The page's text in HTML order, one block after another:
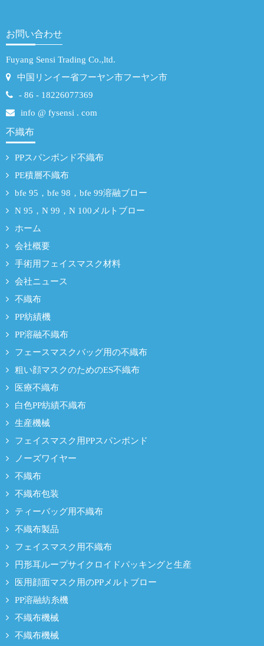
お問い合わせ
Fuyang Sensi Trading Co.,ltd.
中国リンイー省フーヤン市フーヤン市
- 86 - 18226077369
info @ fysensi . com
不織布
PPスパンボンド不織布
PE積層不織布
bfe 95，bfe 98，bfe 99溶融ブロー
N 95，N 99，N 100メルトブロー
ホーム
会社概要
手術用フェイスマスク材料
会社ニュース
不織布
PP紡績機
PP溶融不織布
フェースマスクバッグ用の不織布
粗い顔マスクのためのES不織布
医療不織布
白色PP紡績不織布
生産機械
フェイスマスク用PPスパンボンド
ノーズワイヤー
不織布
不織布包装
ティーバッグ用不織布
不織布製品
フェイスマスク用不織布
円形耳ループサイクロイドパッキングと生産
医用顔面マスク用のPPメルトブロー
PP溶融紡糸機
不織布機械
不織布機械